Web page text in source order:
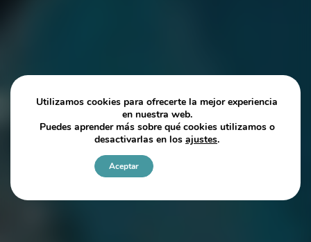
Utilizamos cookies para ofrecerte la mejor experiencia
en nuestra web.
Puedes aprender más sobre qué cookies utilizamos o
desactivarlas en los ajustes.
Aceptar